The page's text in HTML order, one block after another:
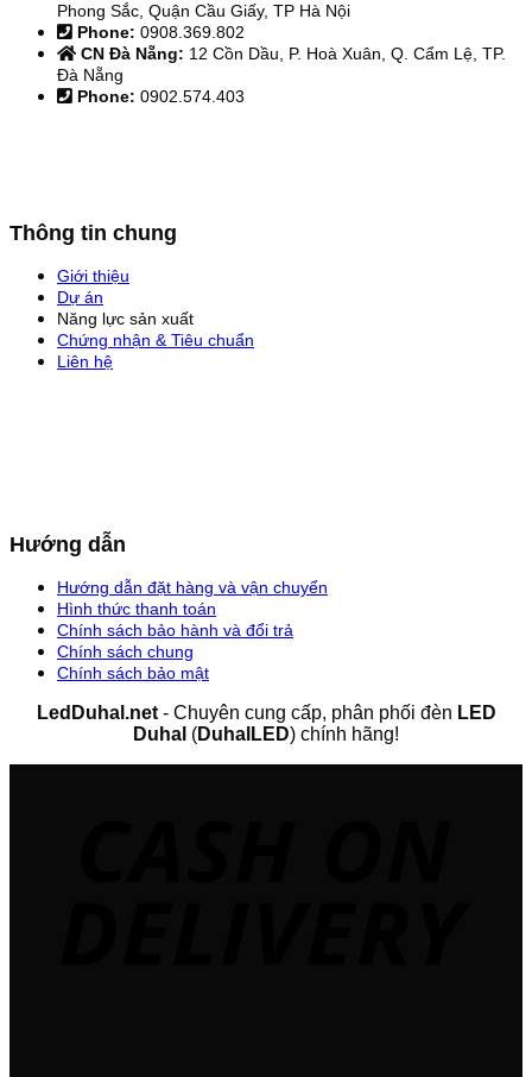
Phong Sắc, Quận Cầu Giấy, TP Hà Nội
Phone: 0908.369.802
CN Đà Nẵng: 12 Cồn Dầu, P. Hoà Xuân, Q. Cẩm Lệ, TP.
Đà Nẵng
Phone: 0902.574.403
Thông tin chung
Giới thiệu
Dự án
Năng lực sản xuất
Chứng nhận & Tiêu chuẩn
Liên hệ
Hướng dẫn
Hướng dẫn đặt hàng và vận chuyển
Hình thức thanh toán
Chính sách bảo hành và đổi trả
Chính sách chung
Chính sách bảo mật
LedDuhal.net- Chuyên cung cấp, phân phối đèn LED
Duhal (DuhalLED) chính hãng!